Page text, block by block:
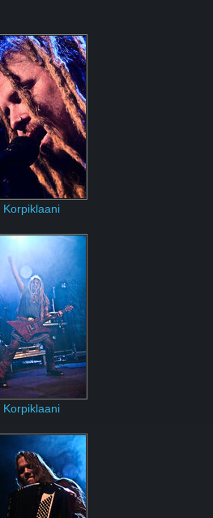
Korpiklaani
Korpiklaani